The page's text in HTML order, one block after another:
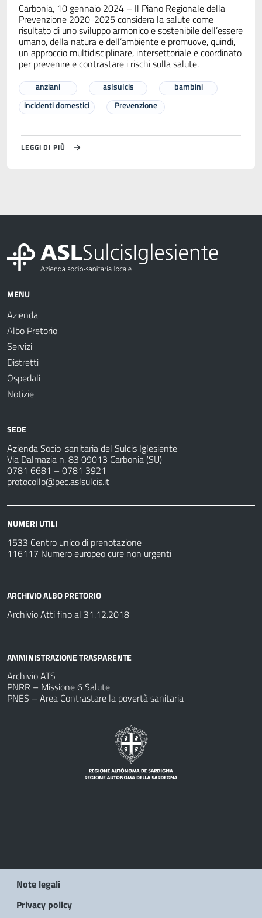
Carbonia, 10 gennaio 2024 – Il Piano Regionale della
Prevenzione 2020-2025 considera la salute come
risultato di uno sviluppo armonico e sostenibile dell’essere
umano, della natura e dell’ambiente e promuove, quindi,
un approccio multidisciplinare, intersettoriale e coordinato
per prevenire e contrastare i rischi sulla salute.
anziani aslsulcis
bambini
incidenti domestici
Prevenzione
LEGGI DI PIÙ
MENU
Azienda
Albo Pretorio
Servizi
Distretti
Ospedali
Notizie
SEDE
Azienda Socio-sanitaria del Sulcis Iglesiente
Via Dalmazia n. 83 09013 Carbonia (SU)
0781 6681 – 0781 3921
protocollo@pec.aslsulcis.it
NUMERI UTILI
1533 Centro unico di prenotazione
116117 Numero europeo cure non urgenti
ARCHIVIO ALBO PRETORIO
Archivio Atti fino al 31.12.2018
AMMINISTRAZIONE TRASPARENTE
Archivio ATS
PNRR – Missione 6 Salute
PNES – Area Contrastare la povertà sanitaria
Note legali
Privacy policy